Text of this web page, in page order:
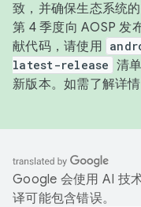
致，并确保生态系统
第 4 季度向 AOSP 发
献代码，请使用
latest-release 清
新版本。如需了解详
Google 会使用 AI 技
译可能包含错误。